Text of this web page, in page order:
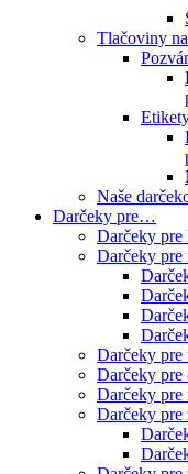
Tlačoviny
Naše
Darčeky pre…
Darčeky pre
Darčeky
Darčeky
Darčeky pre
Darčeky pre
Darčeky pre